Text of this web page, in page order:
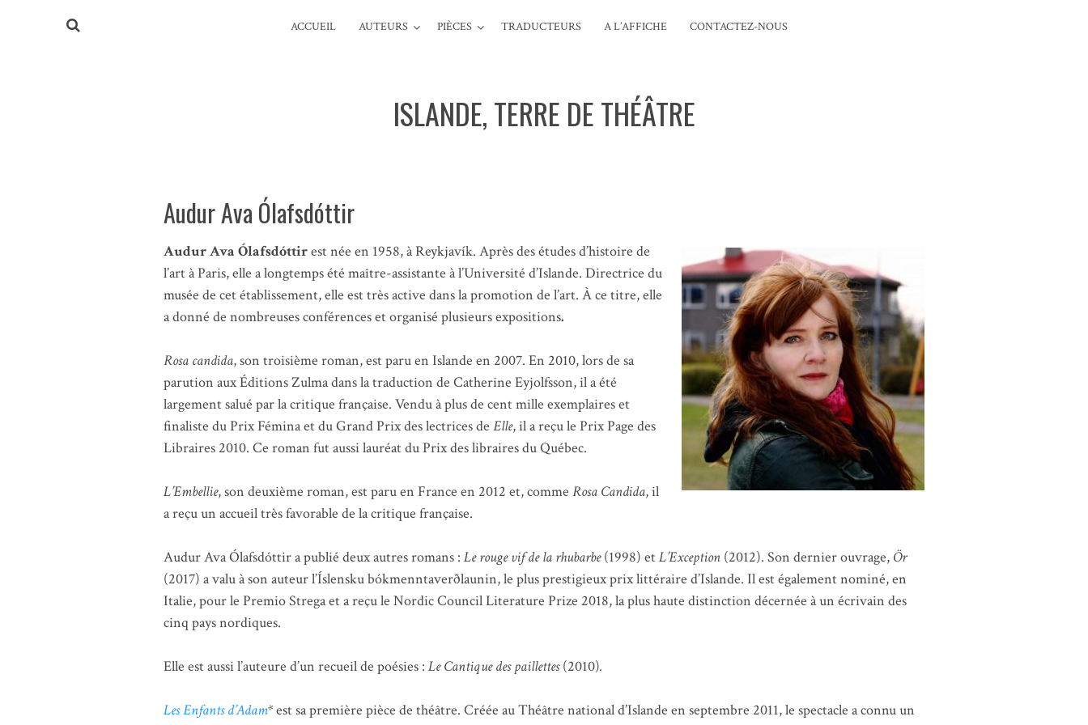
ACCUEIL AUTEURS PIÈCES TRADUCTEURS A L’AFFICHE CONTACTEZ-NOUS
ISLANDE, TERRE DE THÉÂTRE
Audur Ava Ólafsdóttir
Audur Ava Ólafsdóttirest née en 1958, à Reykjavík. Après des études d’histoire de
l’art à Paris, elle a longtemps été maître-assistante à l’Université d’Islande. Directrice du
musée de cet établissement, elle est très active dans la promotion de l’art. À ce titre, elle
a donné de nombreuses conférences et organisé plusieurs expositions.
Rosa candida, son troisième roman, est paru en Islande en 2007. En 2010, lors de sa
parution aux Éditions Zulma dans la traduction de Catherine Eyjolfsson, il a été
largement salué par la critique française. Vendu à plus de cent mille exemplaires et
finaliste du Prix Fémina et du Grand Prix des lectrices de Elle, il a reçu le Prix Page des
Libraires 2010. Ce roman fut aussi lauréat du Prix des libraires du Québec.
L’Embellie, son deuxième roman, est paru en France en 2012 et, comme Rosa Candida, il
a reçu un accueil très favorable de la critique française.
Audur Ava Ólafsdóttir a publié deux autres romans : Le rouge vif de la rhubarbe(1998) etL’Exception (2012). Son dernier ouvrage, Ör
(2017) a valu à son auteur l’Íslensku bókmenntaverðlaunin, le plus prestigieux prix littéraire d’Islande. Il est également nominé, en
Italie, pour le Premio Strega et a reçu le Nordic Council Literature Prize 2018, la plus haute distinction décernée à un écrivain des
cinq pays nordiques.
Elle est aussi l’auteure d’un recueil de poésies : Le Cantique des paillettes(2010).
Les Enfants d’Adam*est sa première pièce de théâtre. Créée au Théâtre national d’Islande en septembre 2011, le spectacle a connu un